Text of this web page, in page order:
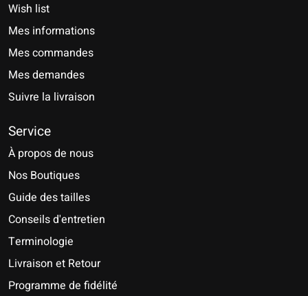
Wish list
Mes informations
Mes commandes
Mes demandes
Suivre la livraison
Service
À propos de nous
Nos Boutiques
Guide des tailles
Conseils d'entretien
Terminologie
Livraison et Retour
Programme de fidélité